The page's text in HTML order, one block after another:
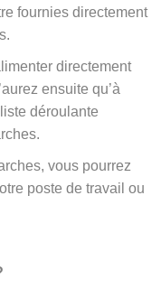
fournies directement
directement
ensuite qu’à
déroulante
vous pourrez
poste de travail ou